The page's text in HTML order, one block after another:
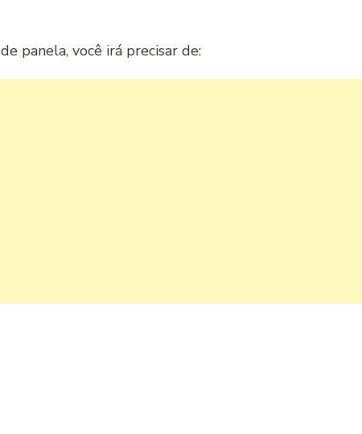
panela, você irá precisar de: